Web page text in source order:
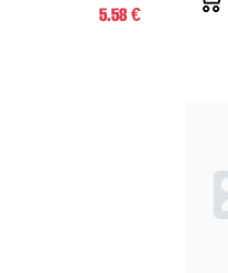
5.58€